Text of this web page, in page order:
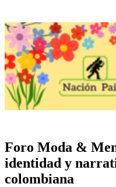
Foro Moda &
identidad y
colombiana